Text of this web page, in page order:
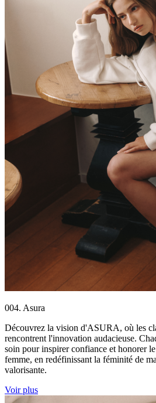
004. Asura
Découvrez la vision d'ASURA, où les
rencontrent l'innovation audacieuse.
soin pour inspirer confiance et honorer
femme, en redéfinissant la féminité de
valorisante.
Voir plus